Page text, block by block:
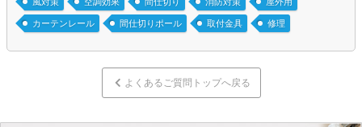
カーテンレール 間仕切りポール 取付金具 修理
よくあるご質問トップへ戻る